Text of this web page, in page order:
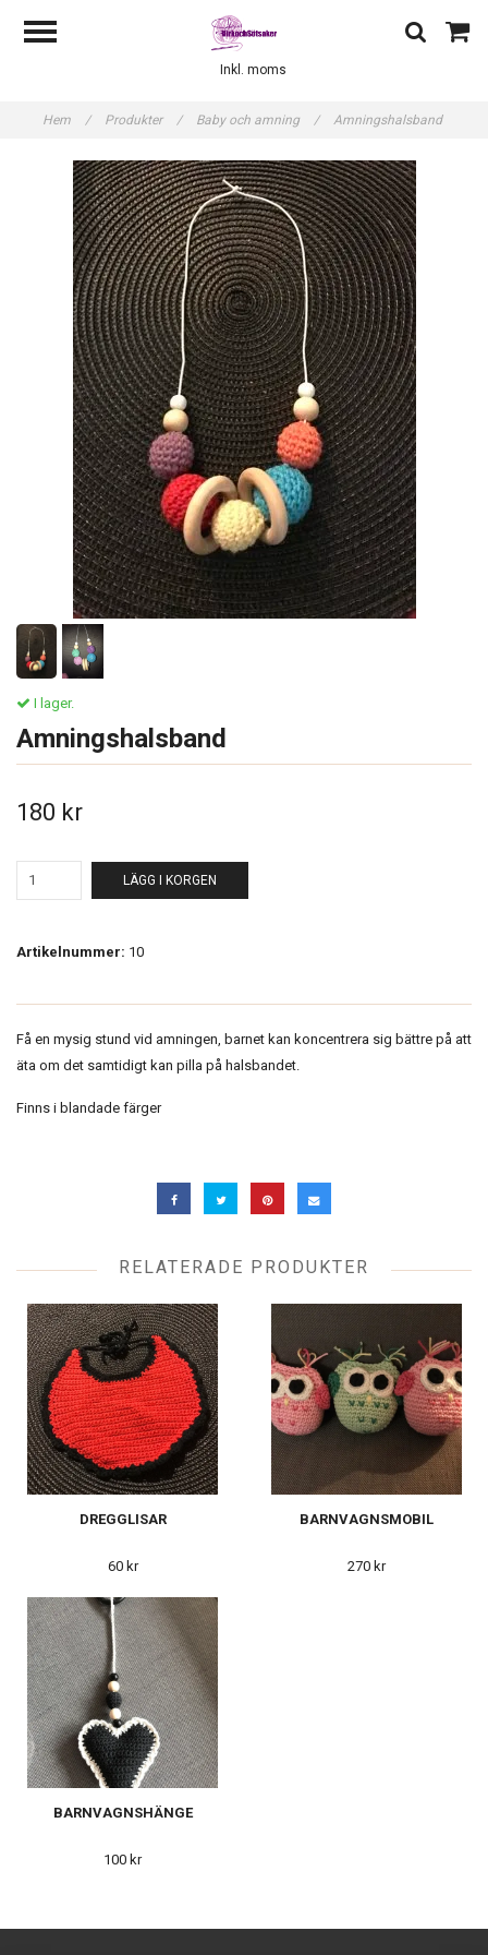
Inkl. moms
Hem / Produkter / Baby och amning / Amningshalsband
I lager.
Amningshalsband
180 kr
LÄGG I KORGEN
Artikelnummer: 10
Få en mysig stund vid amningen, barnet kan koncentrera sig bättre på att
äta om det samtidigt kan pilla på halsbandet.
Finns i blandade färger
RELATERADE PRODUKTER
DREGGLISAR
60 kr
BARNVAGNSMOBIL
270 kr
BARNVAGNSHÄNGE
100 kr